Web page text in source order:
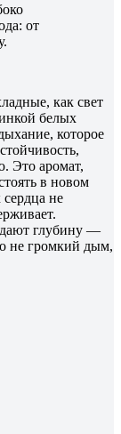
от
как свет
белых
которое
Это аромат,
в новом
не
дают глубину —
не громкий дым,